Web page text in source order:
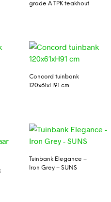
grade A TPK teakhout
Concord tuinbank
120x61xH91 cm
Tuinbank Elegance –
Iron Grey – SUNS